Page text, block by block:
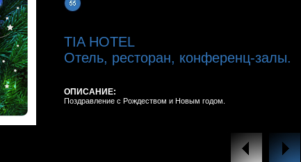
TIA HOTEL
Отель, ресторан, конференц-залы.
ОПИСАНИЕ:
Поздравление с Рождеством и Новым годом.